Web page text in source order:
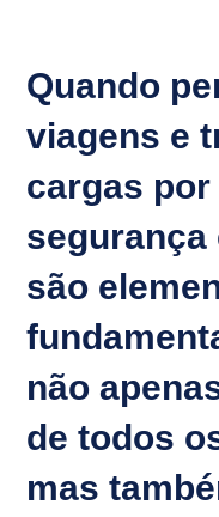
Quando
viagens e
cargas
segurança
são
não
de todos
mas